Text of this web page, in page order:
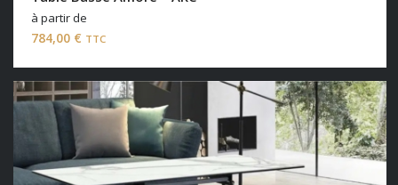
à partir de
784,00 € TTC